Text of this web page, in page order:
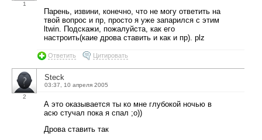
1
Парень, извини, конечно, что не могу ответить на
твой вопрос и пр, просто я уже запарился с этим
ltwin. Подскажи, пожалуйста, как его
настроить(каие дрова ставить и как и пр). plz
Ответить Цитировать
2
Steck
03:37, 10 апреля 2005
А это оказывается ты ко мне глубокой ночью в
асю стучал пока я спал ;o))
Дрова ставить так